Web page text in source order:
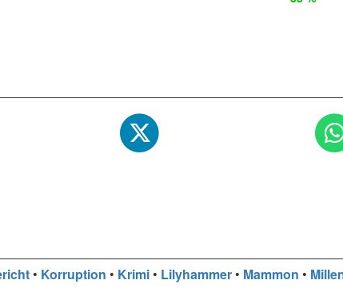
• Korruption • Krimi • Lilyhammer • Mammon •